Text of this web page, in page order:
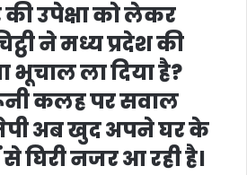
की उपेक्षा को लेकर
ने मध्य प्रदेश की
भूचाल ला दिया है?
कलह पर सवाल
अब खुद अपने घर के
से घिरी नजर आ रही है।